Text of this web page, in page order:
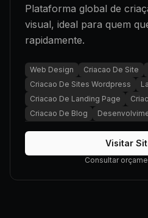
Plataforma global de
visual, ideal para quem
rapidamente.
Web Design Criacao De Site
Criacao De Sites Wordpress
Criacao De Landing Page
Criacao De Blog
Visitar
Consultar